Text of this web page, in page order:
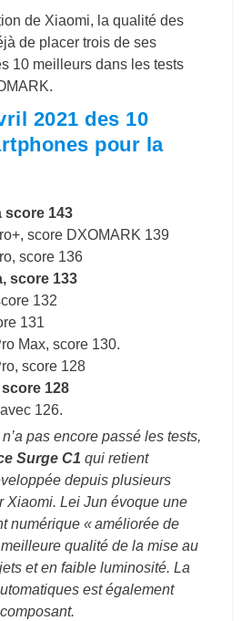
de Xiaomi, la qualité des
de placer trois de ses
10 meilleurs dans les tests
2021 des 10
pour la
score 143
score DXOMARK 139
score 136
score 133
132
131
Max, score 130.
score 128
128
126.
pas encore passé les tests,
Surge C1 qui retient
depuis plusieurs
Xiaomi. Lei Jun évoque une
numérique « améliorée de
qualité de la mise au
et en faible luminosité. La
est également